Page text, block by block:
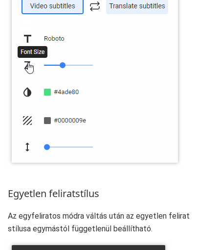
Egyetlen feliratstílus
Az egyfeliratos módra váltás után az egyetlen felirat
stílusa egymástól függetlenül beállítható.